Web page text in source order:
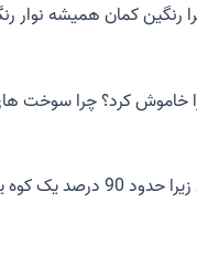
کمان همیشه نوار
کرد؟ چرا سوخت
کوه های یخی عظیم در آب اقیانوس منجمد